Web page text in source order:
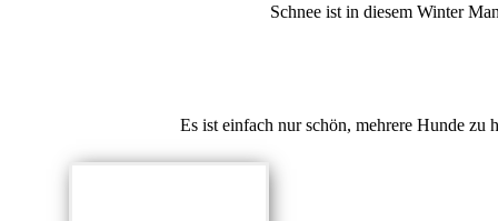
Schnee ist in diesem Winter
Es ist einfach nur schön, mehrere Hunde